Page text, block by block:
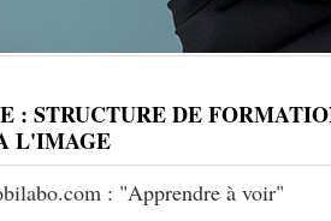
: STRUCTURE DE
L'IMAGE
: "Apprendre à voir"